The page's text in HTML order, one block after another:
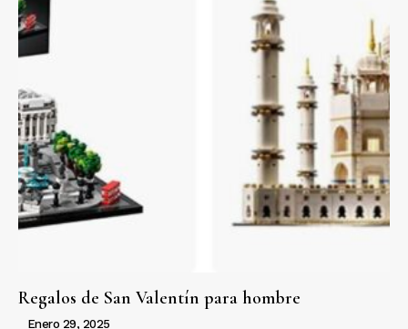
Regalos de San Valentín para hombre
Enero 29, 2025